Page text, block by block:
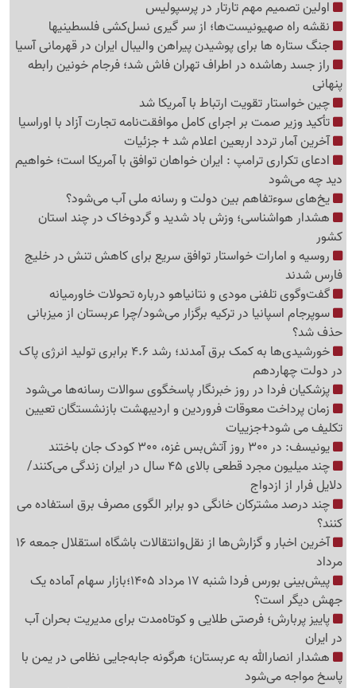
اولین تصمیم مهم تارتار در پرسپولیس
نقشه راه صهیونیست‌ها؛ از سر گیری نسل‌کشی فلسطینی‍ها
جنگ ستاره ها برای پوشیدن پیراهن والیبال ایران در قهرمانی آسیا
راز جسد رهاشده در اطراف تهران فاش شد؛ فرجام خونین رابطه
پنهانی
چین خواستار تقویت ارتباط با آمریکا شد
تأکید وزیر صمت بر اجرای کامل موافقت‌نامه تجارت آزاد با اوراسیا
آخرین آمار تردد اربعین اعلام شد + جزئیات
ادعای تکراری ترامپ : ایران خواهان توافق با آمریکا است؛ خواهیم
دید چه می‌شود
یخ‌های سوءتفاهم بین دولت و رسانه ملی آب می‌شود؟
هشدار هواشناسی؛ وزش باد شدید و گردوخاک در چند استان
کشور
روسیه و امارات خواستار توافق سریع برای کاهش تنش در خلیج
فارس شدند
گفت‌وگوی تلفنی مودی و نتانیاهو درباره تحولات خاورمیانه
سوپرجام اسپانیا در ترکیه برگزار می‌شود/چرا عربستان از میزبانی
حذف شد؟
خورشیدی‌ها به کمک برق آمدند؛ رشد 4.6 برابری تولید انرژی پاک
در دولت چهاردهم
پزشکیان فردا در روز خبرنگار پاسخگوی سوالات رسانه‌ها می‌شود
زمان پرداخت معوقات فروردین و اردیبهشت بازنشستگان تعیین
تکلیف می شود+جزییات
یونیسف: در 300 روز آتش‌بس غزه، 300 کودک جان باختند
چند میلیون مجرد قطعی بالای 45 سال در ایران زندگی می‌کنند/
دلایل فرار از ازدواج
چند درصد مشترکان خانگی دو برابر الگوی مصرف برق استفاده می
کنند؟
آخرین اخبار و گزارش‌ها از نقل‌وانتقالات باشگاه استقلال جمعه 16
مرداد
پیش‌بینی بورس فردا شنبه 17 مرداد 1405؛بازار سهام آماده یک
جهش دیگر است؟
پاییز پربارش؛ فرصتی طلایی و کوتاه‌مدت برای مدیریت بحران آب
در ایران
هشدار انصارالله به عربستان؛ هرگونه جابه‌جایی نظامی در یمن با
پاسخ مواجه می‌شود